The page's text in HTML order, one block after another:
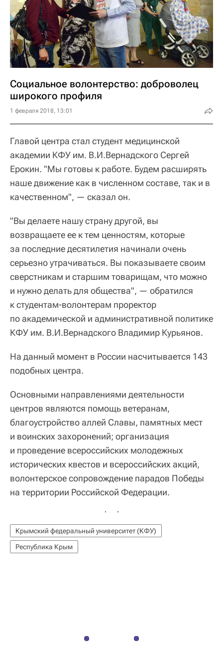
Социальное волонтерство: доброволец
широкого профиля
1 февраля 2018, 13:01
Главой центра стал студент медицинской
академии КФУ им. В.И.Вернадского Сергей
Ерокин. "Мы готовы к работе. Будем расширять
наше движение как в численном составе, так и в
качественном", — сказал он.
"Вы делаете нашу страну другой, вы
возвращаете ее к тем ценностям, которые
за последние десятилетия начинали очень
серьезно утрачиваться. Вы показываете своим
сверстникам и старшим товарищам, что можно
и нужно делать для общества", — обратился
к студентам-волонтерам проректор
по академической и административной политике
КФУ им. В.И.Вернадского Владимир Курьянов.
На данный момент в России насчитывается 143
подобных центра.
Основными направлениями деятельности
центров являются помощь ветеранам,
благоустройство аллей Славы, памятных мест
и воинских захоронений; организация
и проведение всероссийских молодежных
исторических квестов и всероссийских акций,
волонтерское сопровождение парадов Победы
на территории Российской Федерации.
Крымский федеральный университет (КФУ)
Республика Крым